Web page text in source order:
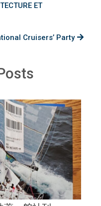
ET
Cruisers’ Party